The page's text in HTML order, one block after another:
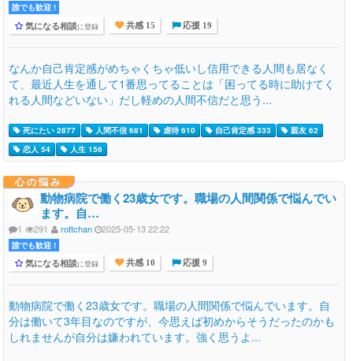
誰でも歓迎 !
気になる相談に登録 共感 15 応援 19
なんか自己肯定感がめちゃくちゃ低いし信用できる人間も居なく
て、最近人生を通して1番思ってることは「困ってる時に助けてく
れる人間などいない」だし軽めの人間不信だと思う...
死にたい 2877 人間不信 681 虐待 610 自己肯定感 333
親友 62
恋人 54
人生 156
心の悩み
動物病院で働く23歳女です。職場の人間関係で悩んでい
ます。自…
1 291 rottchan 2025-05-13 22:22
誰でも歓迎 !
気になる相談に登録 共感 10 応援 9
動物病院で働く23歳女です。職場の人間関係で悩んでいます。自
分は働いて3年目なのですが、今思えば初めからそうだったのかも
しれませんが自分は嫌われています。強く思うよ...